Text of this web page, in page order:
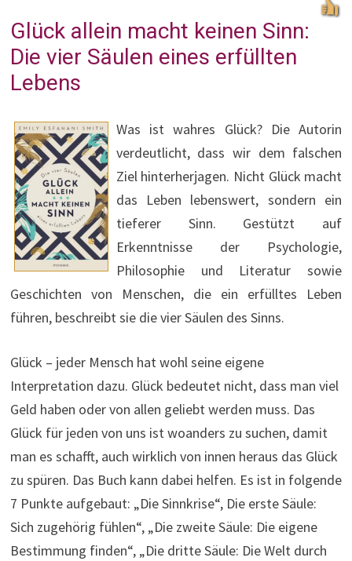
Glück allein macht keinen Sinn:
Die vier Säulen eines erfüllten
Lebens
Was ist wahres Glück? Die Autorin
verdeutlicht, dass wir dem falschen
Ziel hinterherjagen. Nicht Glück macht
das Leben lebenswert, sondern ein
tieferer Sinn. Gestützt auf
Erkenntnisse der Psychologie,
Philosophie und Literatur sowie
Geschichten von Menschen, die ein erfülltes Leben
führen, beschreibt sie die vier Säulen des Sinns.
Glück – jeder Mensch hat wohl seine eigene
Interpretation dazu. Glück bedeutet nicht, dass man viel
Geld haben oder von allen geliebt werden muss. Das
Glück für jeden von uns ist woanders zu suchen, damit
man es schafft, auch wirklich von innen heraus das Glück
zu spüren. Das Buch kann dabei helfen. Es ist in folgende
7 Punkte aufgebaut: „Die Sinnkrise“, Die erste Säule:
Sich zugehörig fühlen“, „Die zweite Säule: Die eigene
Bestimmung finden“, „Die dritte Säule: Die Welt durch